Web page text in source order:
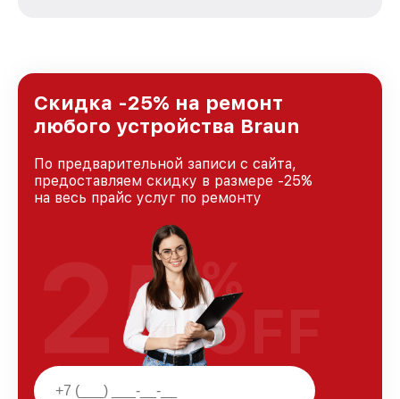
Новосибирске, постоянно повышая уровень
доверия и лояльности наших клиентов.
Скидка -25% на ремонт
любого устройства Braun
По предварительной записи с сайта,
предоставляем скидку в размере -25%
на весь прайс услуг по ремонту
25%
OFF